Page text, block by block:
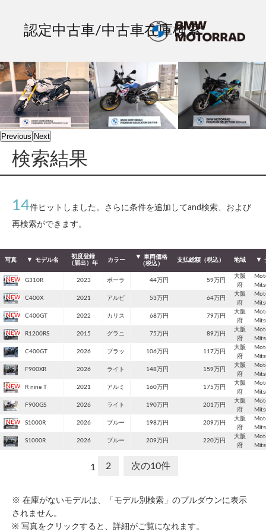
認定中古車/中古車在庫検索
Previous Next
検索結果
14件ヒットしました。さらに条件を追加してand検索、および
再検索ができます。
写真 モデル名
初度登録
（届出）年
カラー
車両価格
（税込）
支払総額（税込） 地域
G310R 2023 ポーラ 44万円 59万円
大阪
府
C400X 2021 アルピ 53万円 64万円
大阪
府
C400GT 2022 カリス 68万円 79万円
大阪
府
R1200RS 2015 グラニ 75万円 89万円
大阪
府
C400GT 2026 ブラッ 106万円 117万円
大阪
府
F900XR 2026 ライト 148万円 159万円
大阪
府
R nine T 2021 アルミ 160万円 175万円
大阪
府
F900GS 2026 ライト 190万円 201万円
大阪
府
S1000R 2026 ブルー 198万円 209万円
大阪
府
S1000R 2026 ブルー 209万円 220万円
大阪
府
1 2 次の10件
※ 在庫がないモデルは、「モデル別検索」のプルダウンに表示
されません。
※ 写真をクリックすると、詳細がご覧になれます。